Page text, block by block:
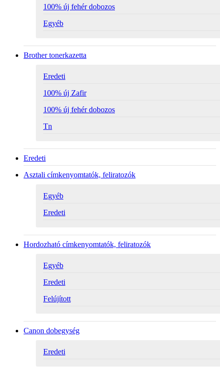
100% új fehér dobozos
Egyéb
Brother tonerkazetta
Eredeti
100% új Zafir
100% új fehér dobozos
Tn
Eredeti
Asztali címkenyomtatók, feliratozók
Egyéb
Eredeti
Hordozható címkenyomtatók, feliratozók
Egyéb
Eredeti
Felújított
Canon dobegység
Eredeti